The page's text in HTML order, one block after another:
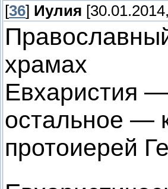
[36] Иулия
храмах
Евхаристия
остальное —
протоиерей